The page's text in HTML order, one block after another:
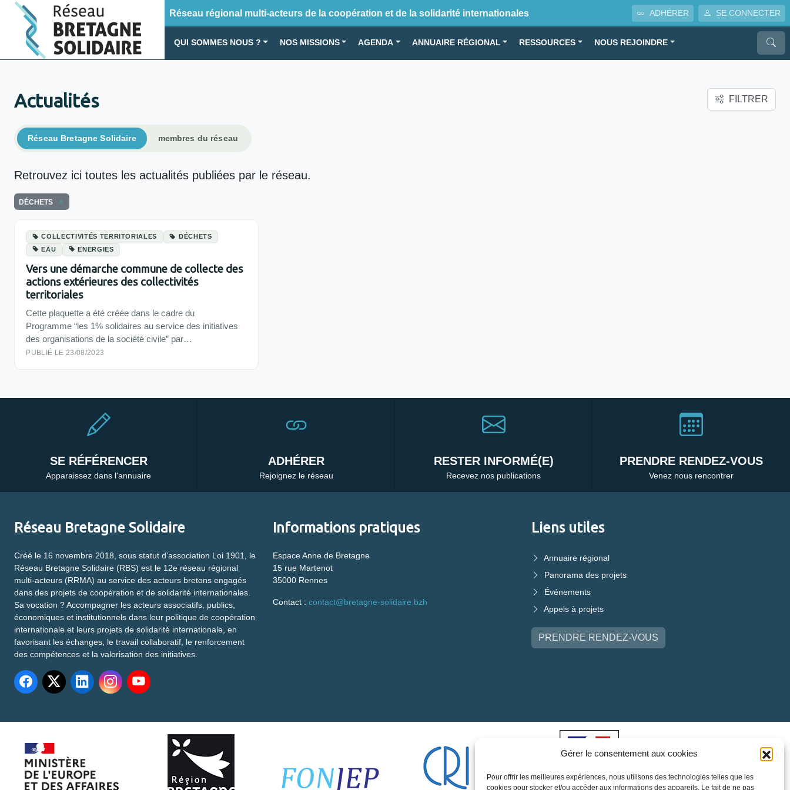
Gérer le consentement aux cookies
Pour offrir les meilleures expériences, nous utilisons des technologies telles que les
cookies pour stocker et/ou accéder aux informations des appareils. Le fait de ne pas
Réseau régional multi-acteurs de la coopération et de la solidarité internationales ADHÉRER SE CONNECTER
QUI SOMMES NOUS ? NOS MISSIONS AGENDA ANNUAIRE RÉGIONAL RESSOURCES NOUS REJOINDRE
Actualités FILTRER
Réseau Bretagne Solidaire membres du réseau
Retrouvez ici toutes les actualités publiées par le réseau.
DÉCHETS
COLLECTIVITÉS TERRITORIALES
DÉCHETS
EAU
ENERGIES
Vers une démarche commune de collecte des
actions extérieures des collectivités
territoriales
Cette plaquette a été créée dans le cadre du
Programme “les 1% solidaires au service des initiatives
des organisations de la société civile” par…
PUBLIÉ LE 23/08/2023
SE RÉFÉRENCER
Apparaissez dans l'annuaire
ADHÉRER
Rejoignez le réseau
RESTER INFORMÉ(E)
Recevez nos publications
PRENDRE RENDEZ-VOUS
Venez nous rencontrer
Réseau Bretagne Solidaire
Créé le 16 novembre 2018, sous statut d’association Loi 1901, le
Réseau Bretagne Solidaire (RBS) est le 12e réseau régional
multi-acteurs (RRMA) au service des acteurs bretons engagés
dans des projets de coopération et de solidarité internationales.
Sa vocation ? Accompagner les acteurs associatifs, publics,
économiques et institutionnels dans leur politique de coopération
internationale et leurs projets de solidarité internationale, en
favorisant les échanges, le travail collaboratif, le renforcement
des compétences et la valorisation des initiatives.
Informations pratiques
Espace Anne de Bretagne
15 rue Martenot
35000 Rennes
Contact : contact@bretagne-solidaire.bzh
Liens utiles
Annuaire régional
Panorama des projets
Événements
Appels à projets
PRENDRE RENDEZ-VOUS